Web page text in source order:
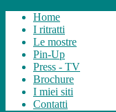
Home
I ritratti
Le mostre
Pin-Up
Press - TV
Brochure
I miei siti
Contatti